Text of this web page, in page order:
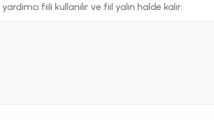
yardımcı fiili kullanılır ve fiil yalın halde kalır: